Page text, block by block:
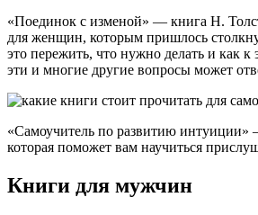
«Поединок с изменой» — книга Н.
для женщин, которым пришлось
это пережить, что нужно делать и как к
эти и многие другие вопросы может
«Самоучитель по развитию
которая поможет вам научиться
Книги для мужчин